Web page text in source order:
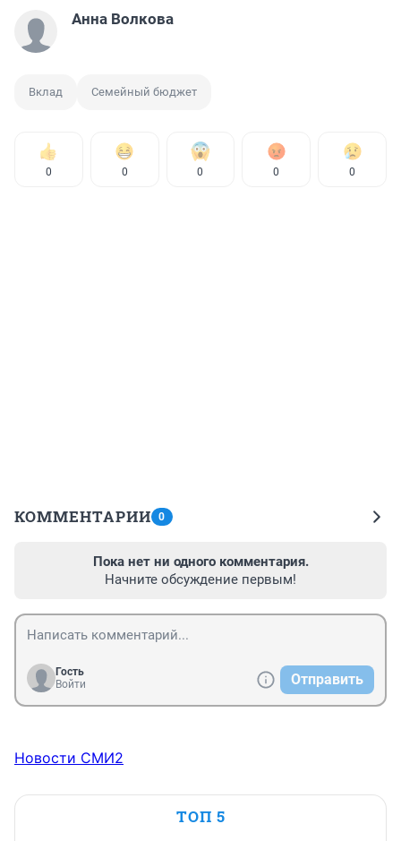
Анна Волкова
Вклад Семейный бюджет
0 0 0 0 0
КОММЕНТАРИИ 0
Пока нет ни одного комментария.
Начните обсуждение первым!
Гость
Войти
Отправить
Новости СМИ2
ТОП 5